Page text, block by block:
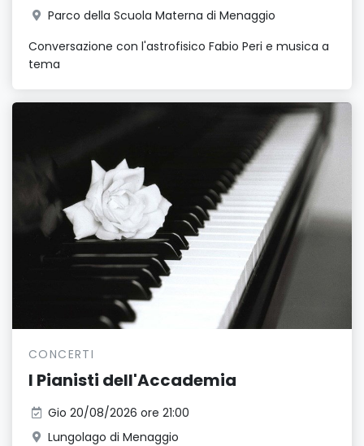
Parco della Scuola Materna di Menaggio
Conversazione con l'astrofisico Fabio Peri e musica a
tema
CONCERTI
I Pianisti dell'Accademia
Gio 20/08/2026 ore 21:00
Lungolago di Menaggio